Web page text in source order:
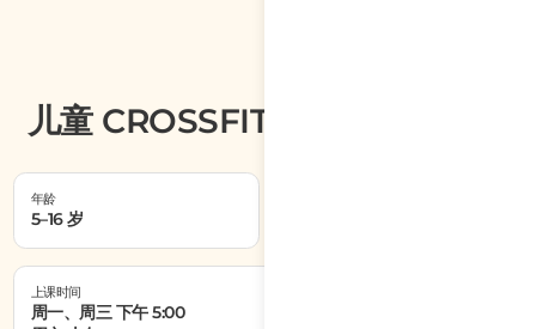
儿童 CROSSFIT 课程时间与地点
年龄
5–16 岁
上课时间
周一、周三 下午 5:00